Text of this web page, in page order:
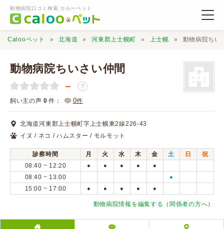
動物病院口コミ検索 カルーペット
動物病院検索
口コミ検索
Calooペットとは？
口コミ投稿
Calooペット 北海道 河東郡上士幌町 上士幌 動物病院ちい
動物病院ちいさい仲間
－ ？
飼い主の声 0 件： 0件
北海道河東郡上士幌町字上士幌東2線226-43
イヌ / ネコ / ハムスター / モルモット
診察時間 月 火 水 木 金 土 日
祝
08:40 ~ 12:20
● ● ● ● ●
08:40 ~ 13:00 ●
15:00 ~ 17:00 ● ● ● ● ●
動物病院情報を編集する（関係者の方へ）